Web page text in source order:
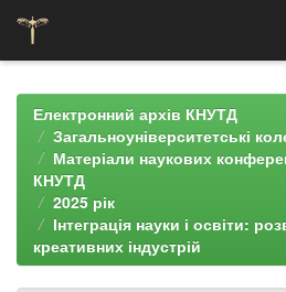
navigationЕлектронний архів КНУТД
Загальноуніверситетські
Матеріали наукових
КНУТД
2025 рік
Інтеграція науки і освіти:
креативних індустрій